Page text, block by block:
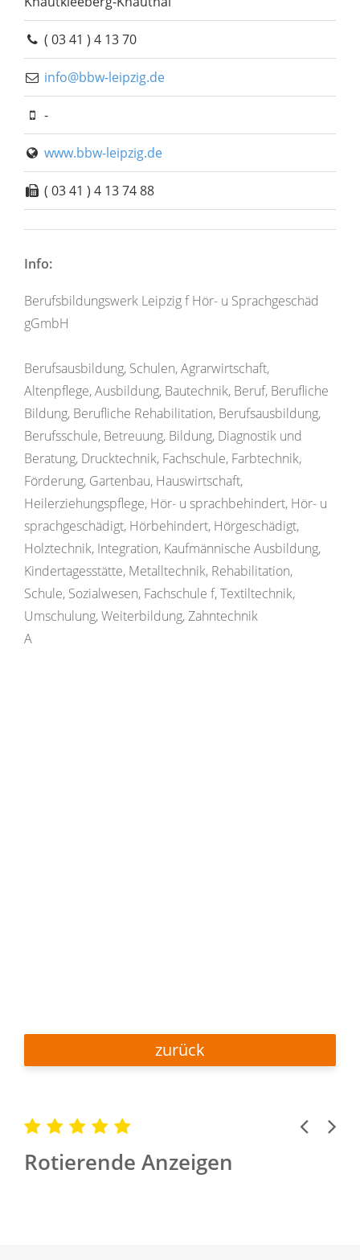
( 03 41 ) 4 13 70
info@bbw-leipzig.de
-
www.bbw-leipzig.de
( 03 41 ) 4 13 74 88
Info:
Berufsbildungswerk Leipzig f Hör- u Sprachgeschäd
gGmbH
Berufsausbildung, Schulen, Agrarwirtschaft,
Altenpflege, Ausbildung, Bautechnik, Beruf, Berufliche
Bildung, Berufliche Rehabilitation, Berufsausbildung,
Berufsschule, Betreuung, Bildung, Diagnostik und
Beratung, Drucktechnik, Fachschule, Farbtechnik,
Förderung, Gartenbau, Hauswirtschaft,
Heilerziehungspflege, Hör- u sprachbehindert, Hör- u
sprachgeschädigt, Hörbehindert, Hörgeschädigt,
Holztechnik, Integration, Kaufmännische Ausbildung,
Kindertagesstätte, Metalltechnik, Rehabilitation,
Schule, Sozialwesen, Fachschule f, Textiltechnik,
Umschulung, Weiterbildung, Zahntechnik
A
zurück
Rotierende Anzeigen
Previous
Next